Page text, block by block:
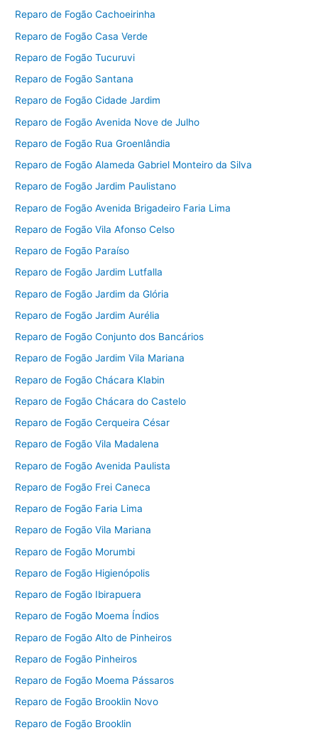
Reparo de Fogão Cachoeirinha
Reparo de Fogão Casa Verde
Reparo de Fogão Tucuruvi
Reparo de Fogão Santana
Reparo de Fogão Cidade Jardim
Reparo de Fogão Avenida Nove de Julho
Reparo de Fogão Rua Groenlândia
Reparo de Fogão Alameda Gabriel Monteiro da Silva
Reparo de Fogão Jardim Paulistano
Reparo de Fogão Avenida Brigadeiro Faria Lima
Reparo de Fogão Vila Afonso Celso
Reparo de Fogão Paraíso
Reparo de Fogão Jardim Lutfalla
Reparo de Fogão Jardim da Glória
Reparo de Fogão Jardim Aurélia
Reparo de Fogão Conjunto dos Bancários
Reparo de Fogão Jardim Vila Mariana
Reparo de Fogão Chácara Klabin
Reparo de Fogão Chácara do Castelo
Reparo de Fogão Cerqueira César
Reparo de Fogão Vila Madalena
Reparo de Fogão Avenida Paulista
Reparo de Fogão Frei Caneca
Reparo de Fogão Faria Lima
Reparo de Fogão Vila Mariana
Reparo de Fogão Morumbi
Reparo de Fogão Higienópolis
Reparo de Fogão Ibirapuera
Reparo de Fogão Moema Índios
Reparo de Fogão Alto de Pinheiros
Reparo de Fogão Pinheiros
Reparo de Fogão Moema Pássaros
Reparo de Fogão Brooklin Novo
Reparo de Fogão Brooklin